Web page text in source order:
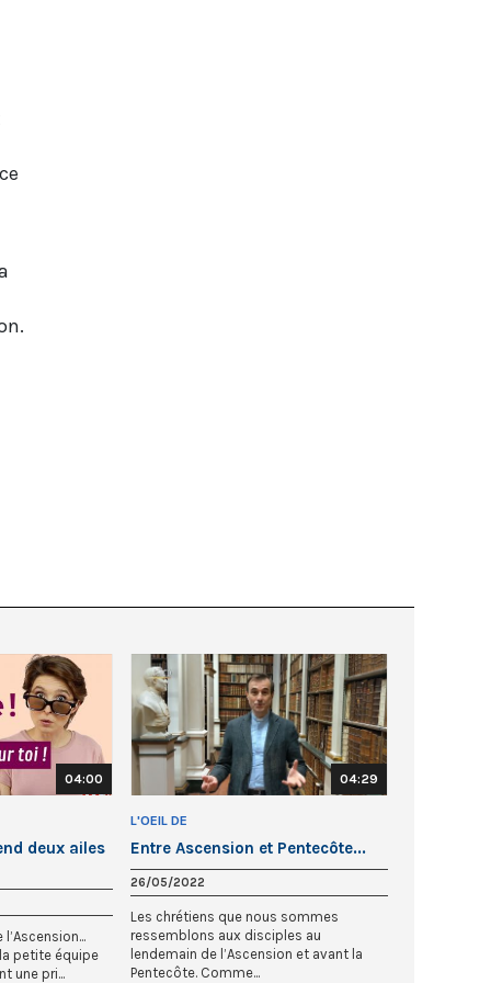
04:00
deux ailes
petite équipe
une pri...
04:29
L'OEIL DE
Entre Ascension et Pentecôte...
26/05/2022
Les chrétiens que nous sommes
ressemblons aux disciples au
lendemain de l’Ascension et avant la
Pentecôte. Comme...